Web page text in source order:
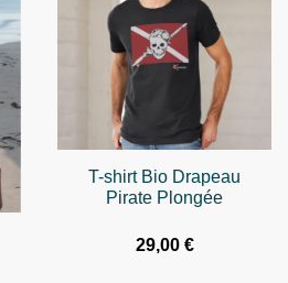
T-shirt Bio Drapeau
Pirate Plongée
29,00 €